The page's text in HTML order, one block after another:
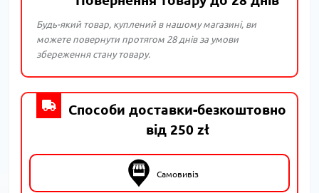
Будь-який товар, куплений в нашому магазині, ви
можете повернути протягом 28 днів за умови
збереження стану товару.
Способи доставки-безкоштовно
від 250 zł
Самовивіз